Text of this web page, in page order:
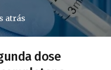
atrás
dose